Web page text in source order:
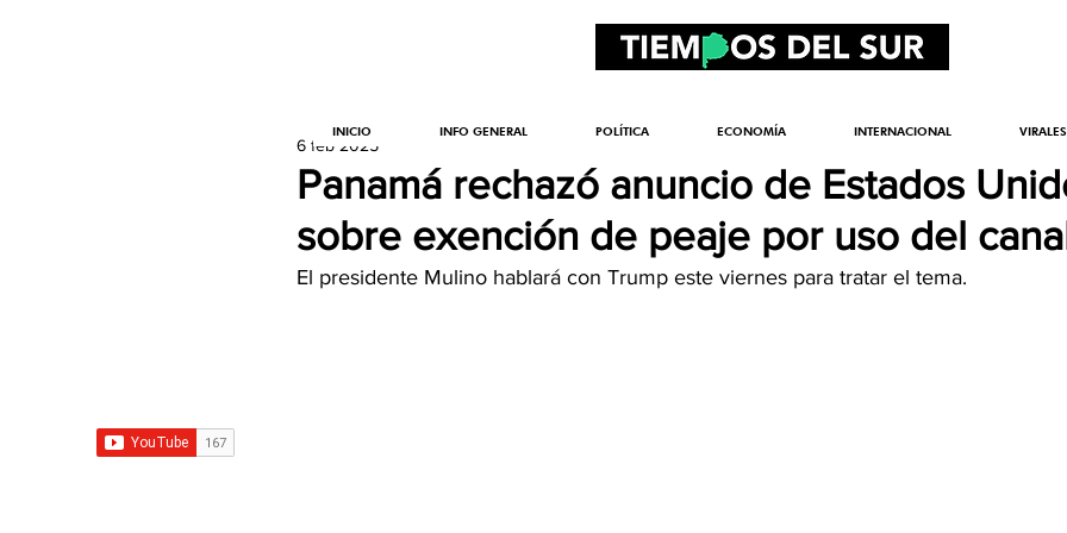
Panamá rechazó anuncio de Estados
sobre exención de peaje por uso del
6 feb 2025
El presidente Mulino hablará con Trump este viernes para tratar el tema.
INICIO INFO GENERAL POLÍTICA ECONOMÍA INTERNACIONAL VIRALES